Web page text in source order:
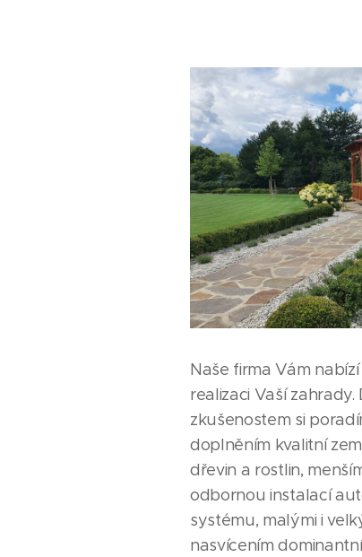
Naše firma Vám
realizaci Vaší
zkušenostem si
doplněním kvalitní
dřevin a rostlin,
odbornou instalací
systému, malými i
nasvícením